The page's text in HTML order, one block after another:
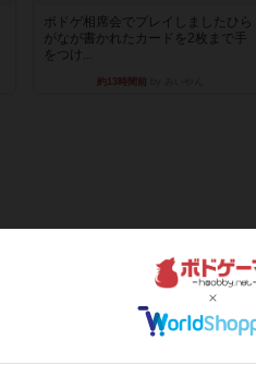
ボドゲ相席会でプレイしましたひら
がなが書かれたカードを2枚まで手
をつけ...
約13時間前